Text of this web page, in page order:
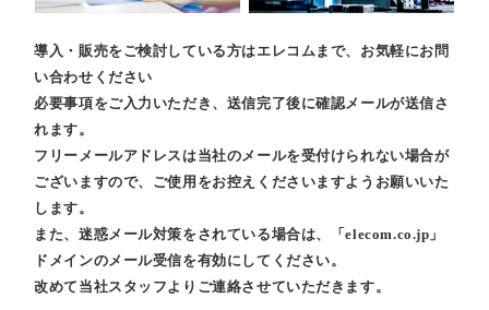
導入・販売をご検討している方はエレコムまで、お気軽にお問
い合わせください
必要事項をご入力いただき、送信完了後に確認メールが送信さ
れます。
フリーメールアドレスは当社のメールを受付けられない場合が
ございますので、ご使用をお控えくださいますようお願いいた
します。
また、迷惑メール対策をされている場合は、「elecom.co.jp」
ドメインのメール受信を有効にしてください。
改めて当社スタッフよりご連絡させていただきます。